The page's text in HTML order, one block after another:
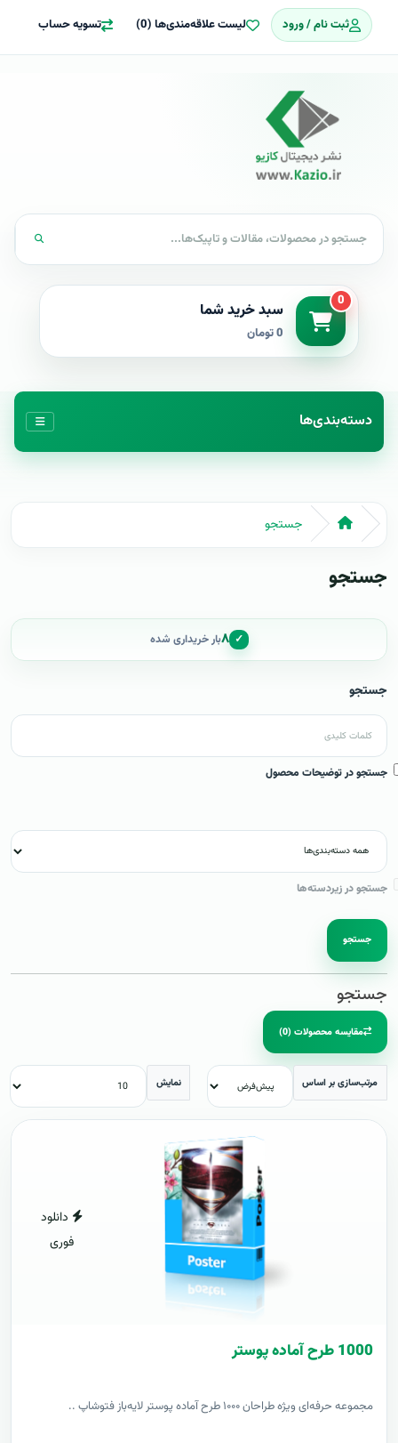
ثبت نام / ورود لیست علاقه‌مندی‌ها (0) تسویه حساب
0 سبد خرید شما
0 تومان
دسته‌بندی‌ها
جستجو
جستجو
✓ ۸بار خریداری شده
جستجو
جستجو در توضیحات محصول
جستجو در زیردسته‌ها
جستجو
جستجو
مقایسه محصولات (0)
مرتب‌سازی بر اساس نمایش
دانلود
فوری
1000 طرح آماده پوستر
مجموعه حرفه‌ای ویژه طراحان ۱۰۰۰ طرح آماده پوستر لایه‌باز فتوشاپ ..